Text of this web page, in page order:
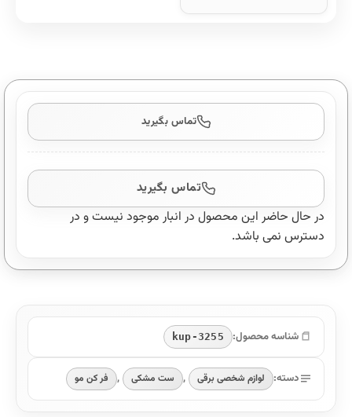
تماس بگیرید
تماس بگیرید
در حال حاضر این محصول در انبار موجود نیست و در
دسترس نمی باشد.
شناسه محصول: kup-3255
دسته: لوازم شخصی برقی , ست مشکی , فر کن مو